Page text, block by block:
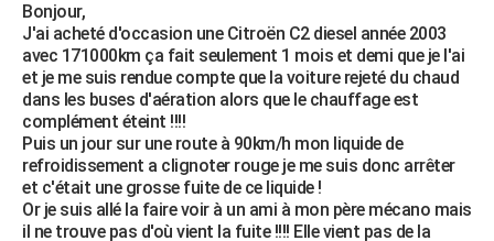
Essais
Réserver un essai
Citadines
Berlines
SUV
Forum auto
+HIGH-TECH
Mobiles
Meilleur smartphone
Internet
Ordinateurs
Jeux vidéo
Guide high-tech
+BRICOLAGE
Forum
Aménagement intérieur
Extérieur
Cuisine
Salle de bains
Jardinage
Rangement
WEEK-END
Guides de France
Escapades
Patrimoine
Expositions
Musées
Week-end nature
LIFESTYLE
Art de vivre
Bien-être
Loisirs
ModeModes de vie
SANTE
Bonjour,
J'ai acheté d'occasion une Citroën C2 diesel année 2003
avec 171000km ça fait seulement 1 mois et demi que je l'ai
et je me suis rendue compte que la voiture rejeté du chaud
dans les buses d'aération alors que le chauffage est
complément éteint !!!!
Puis un jour sur une route à 90km/h mon liquide de
refroidissement a clignoter rouge je me suis donc arrêter
et c'était une grosse fuite de ce liquide !
Or je suis allé la faire voir à un ami à mon père mécano mais
il ne trouve pas d'où vient la fuite !!!! Elle vient pas de la